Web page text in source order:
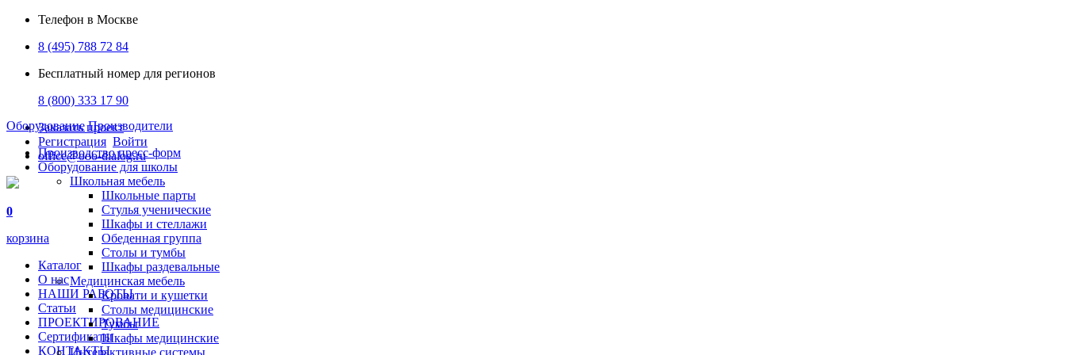
Телефон в Москве
8 (495) 788 72 84
Бесплатный номер для регионов
8 (800) 333 17 90
Заказать проект
Регистрация Войти
office@ooo-dialog.ru
0
корзина
Каталог
О нас
НАШИ РАБОТЫ
Статьи
ПРОЕКТИРОВАНИЕ
Сертификаты
КОНТАКТЫ
Оборудование Производители
Производство пресс-форм
Оборудование для школы
Школьная мебель
Школьные парты
Стулья ученические
Шкафы и стеллажи
Обеденная группа
Столы и тумбы
Шкафы раздевальные
Медицинская мебель
Кровати и кушетки
Столы медицинские
Тумбы
Шкафы медицинские
Интерактивные системы